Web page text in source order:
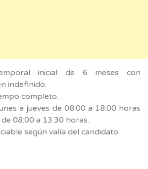
inicial de 6 meses con
indefinido.
completo.
a jueves de 08:00 a 18:00 horas
08:00 a 13:30 horas.
según valía del candidato.